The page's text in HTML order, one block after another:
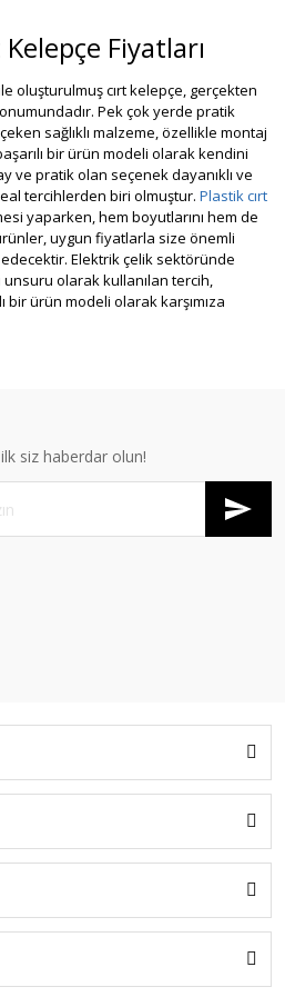
Fiyatları
oluşturulmuş cırt kelepçe, gerçekten
Pek çok yerde pratik
sağlıklı malzeme, özellikle montaj
bir ürün modeli olarak kendini
ve pratik olan seçenek dayanıklı ve
tercihlerden biri olmuştur. Plastik cırt
yaparken, hem boyutlarını hem de
uygun fiyatlarla size önemli
Elektrik çelik sektöründe
olarak kullanılan tercih,
bir ürün modeli olarak karşımıza
siz haberdar olun!